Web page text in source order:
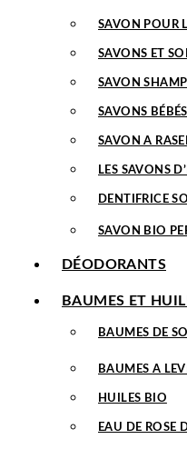
SAVON POUR
SAVONS ET
SAVON
SAVONS
SAVON A
LES SAVONS
DENTIFRICE
SAVON BIO
DÉODORANTS
BAUMES ET
BAUMES DE
BAUMES A
HUILES BIO
EAU DE ROSE